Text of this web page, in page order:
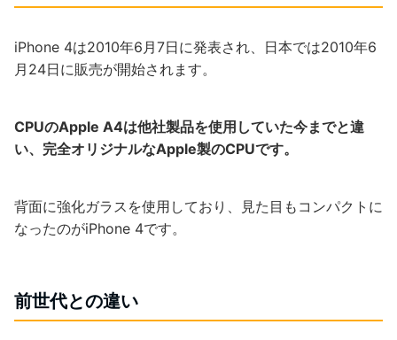
iPhone 4は2010年6月7日に発表され、日本では2010年6
月24日に販売が開始されます。
CPUのApple A4は他社製品を使用していた今までと違
い、完全オリジナルなApple製のCPUです。
背面に強化ガラスを使用しており、見た目もコンパクトに
なったのがiPhone 4です。
前世代との違い